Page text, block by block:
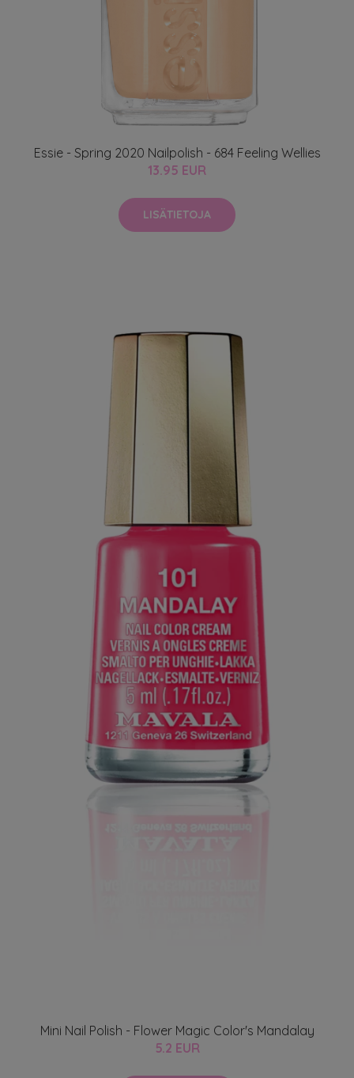
Essie - Spring 2020 Nailpolish - 684 Feeling Wellies
13.95 EUR
LISÄTIETOJA
Mini Nail Polish - Flower Magic Color's Mandalay
5.2 EUR